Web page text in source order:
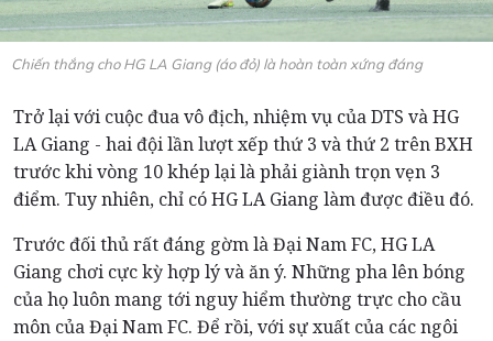
Chiến thắng cho HG LA Giang (áo đỏ) là hoàn toàn xứng đáng
Trở lại với cuộc đua vô địch, nhiệm vụ của DTS và HG
LA Giang - hai đội lần lượt xếp thứ 3 và thứ 2 trên BXH
trước khi vòng 10 khép lại là phải giành trọn vẹn 3
điểm. Tuy nhiên, chỉ có HG LA Giang làm được điều đó.
Trước đối thủ rất đáng gờm là Đại Nam FC, HG LA
Giang chơi cực kỳ hợp lý và ăn ý. Những pha lên bóng
của họ luôn mang tới nguy hiểm thường trực cho cầu
môn của Đại Nam FC. Để rồi, với sự xuất của các ngôi